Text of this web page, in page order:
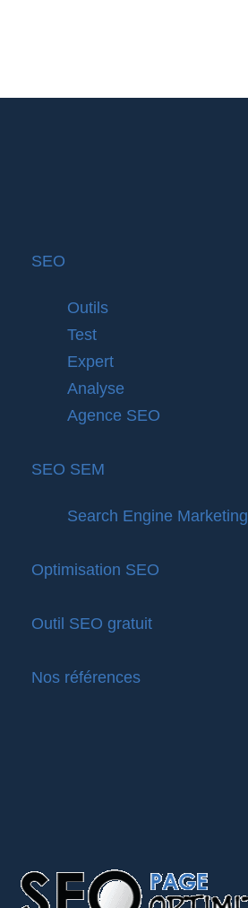
SEO
Outils
Test
Expert
Analyse
Agence SEO
SEO SEM
Search Engine Marketing
Optimisation SEO
Outil SEO gratuit
Nos références